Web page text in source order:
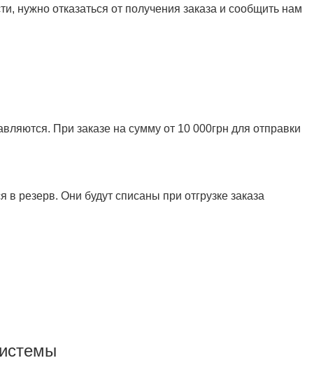
нужно отказаться от получения заказа и сообщить нам
При заказе на сумму от 10 000грн для отправки
резерв. Они будут списаны при отгрузке заказа